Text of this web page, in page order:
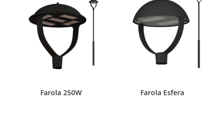
Farola 250W Farola Esfera